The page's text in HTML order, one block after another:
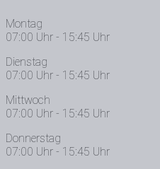
Montag
07:00 Uhr - 15:45 Uhr
Dienstag
07:00 Uhr - 15:45 Uhr
Mittwoch
07:00 Uhr - 15:45 Uhr
Donnerstag
07:00 Uhr - 15:45 Uhr